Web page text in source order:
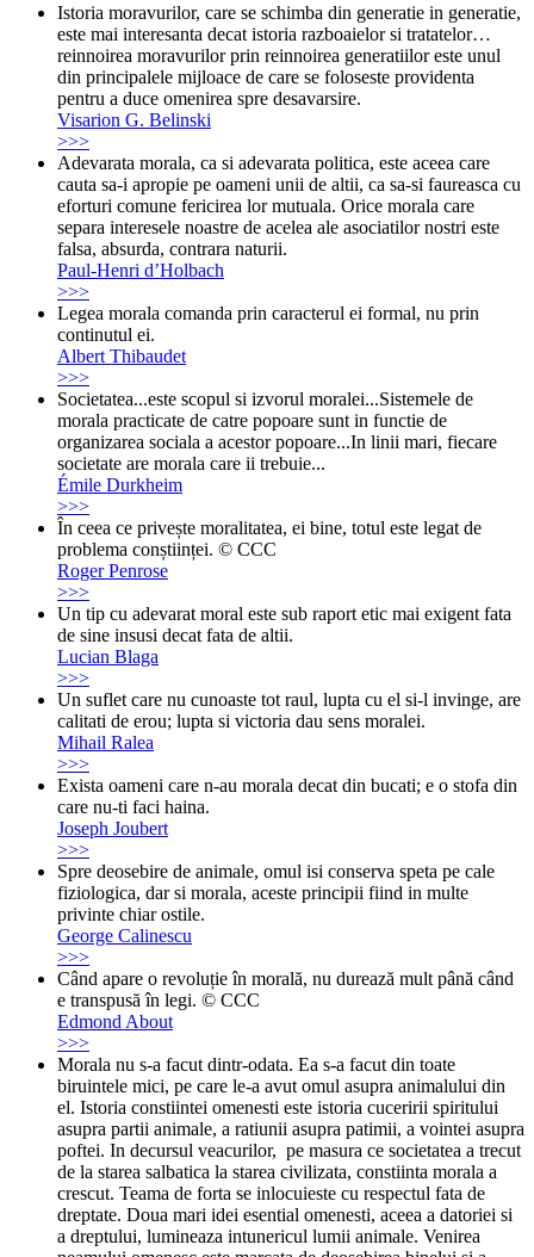
Istoria moravurilor, care se schimba din generatie in generatie,
este mai interesanta decat istoria razboaielor si tratatelor…
reinnoirea moravurilor prin reinnoirea generatiilor este unul
din principalele mijloace de care se foloseste providenta
pentru a duce omenirea spre desavarsire.
Visarion G. Belinski
>>>
Adevarata morala, ca si adevarata politica, este aceea care
cauta sa-i apropie pe oameni unii de altii, ca sa-si faureasca cu
eforturi comune fericirea lor mutuala. Orice morala care
separa interesele noastre de acelea ale asociatilor nostri este
falsa, absurda, contrara naturii.
Paul-Henri d’Holbach
>>>
Legea morala comanda prin caracterul ei formal, nu prin
continutul ei.
Albert Thibaudet
>>>
Societatea...este scopul si izvorul moralei...Sistemele de
morala practicate de catre popoare sunt in functie de
organizarea sociala a acestor popoare...In linii mari, fiecare
societate are morala care ii trebuie...
Émile Durkheim
>>>
În ceea ce privește moralitatea, ei bine, totul este legat de
problema conștiinței. © CCC
Roger Penrose
>>>
Un tip cu adevarat moral este sub raport etic mai exigent fata
de sine insusi decat fata de altii.
Lucian Blaga
>>>
Un suflet care nu cunoaste tot raul, lupta cu el si-l invinge, are
calitati de erou; lupta si victoria dau sens moralei.
Mihail Ralea
>>>
Exista oameni care n-au morala decat din bucati; e o stofa din
care nu-ti faci haina.
Joseph Joubert
>>>
Spre deosebire de animale, omul isi conserva speta pe cale
fiziologica, dar si morala, aceste principii fiind in multe
privinte chiar ostile.
George Calinescu
>>>
Când apare o revoluție în morală, nu durează mult până când
e transpusă în legi. © CCC
Edmond About
>>>
Morala nu s-a facut dintr-odata. Ea s-a facut din toate
biruintele mici, pe care le-a avut omul asupra animalului din
el. Istoria constiintei omenesti este istoria cuceririi spiritului
asupra partii animale, a ratiunii asupra patimii, a vointei asupra
poftei. In decursul veacurilor, pe masura ce societatea a trecut
de la starea salbatica la starea civilizata, constiinta morala a
crescut. Teama de forta se inlocuieste cu respectul fata de
dreptate. Doua mari idei esential omenesti, aceea a datoriei si
a dreptului, lumineaza intunericul lumii animale. Venirea